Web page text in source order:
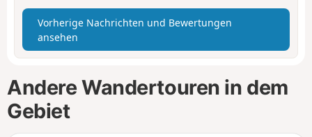
Vorherige Nachrichten und Bewertungen
ansehen
Andere Wandertouren in dem
Gebiet